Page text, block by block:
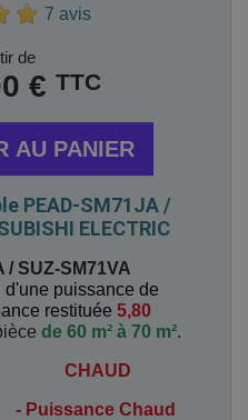
7 avis
de
€ TTC
AU PANIER
PEAD-SM71JA /
ELECTRIC
/ SUZ-SM71VA
d'une puissance de
restituée 5,80
de 60 m² à 70 m².
CHAUD
- Puissance Chaud